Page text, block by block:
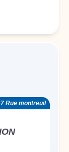
Rue montreuil